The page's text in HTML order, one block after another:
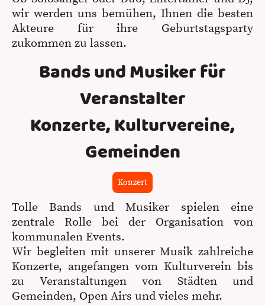
wir werden uns bemühen, Ihnen die besten
Akteure für ihre Geburtstagsparty
zukommen zu lassen.
Bands und Musiker für
Veranstalter
Konzerte, Kulturvereine,
Gemeinden
Konzert
Tolle Bands und Musiker spielen eine
zentrale Rolle bei der Organisation von
kommunalen Events.
Wir begleiten mit unserer Musik zahlreiche
Konzerte, angefangen vom Kulturverein bis
zu Veranstaltungen von Städten und
Gemeinden, Open Airs und vieles mehr.